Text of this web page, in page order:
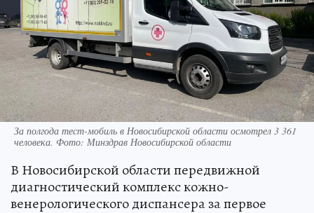
За полгода тест-мобиль в Новосибирской области осмотрел 3 361
человека. Фото: Минздрав Новосибирской области
В Новосибирской области передвижной
диагностический комплекс кожно-
венерологического диспансера за первое